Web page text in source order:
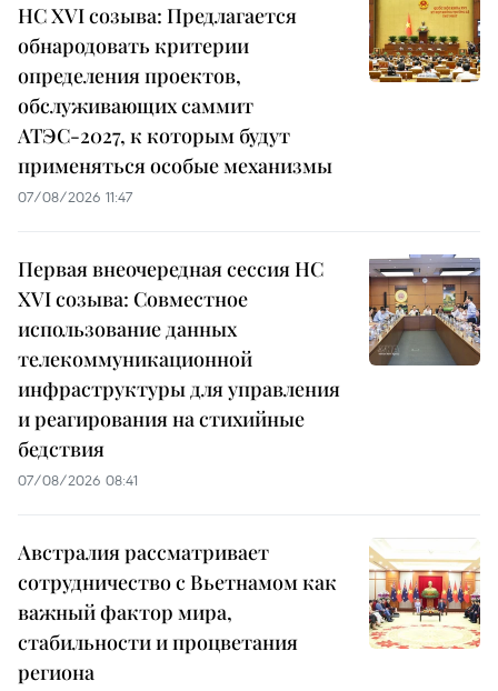
НС XVI созыва: Предлагается
обнародовать критерии
определения проектов,
обслуживающих саммит
АТЭС-2027, к которым будут
применяться особые механизмы
07/08/2026 11:47
Первая внеочередная сессия НС
XVI созыва: Совместное
использование данных
телекоммуникационной
инфраструктуры для управления
и реагирования на стихийные
бедствия
07/08/2026 08:41
Австралия рассматривает
сотрудничество с Вьетнамом как
важный фактор мира,
стабильности и процветания
региона